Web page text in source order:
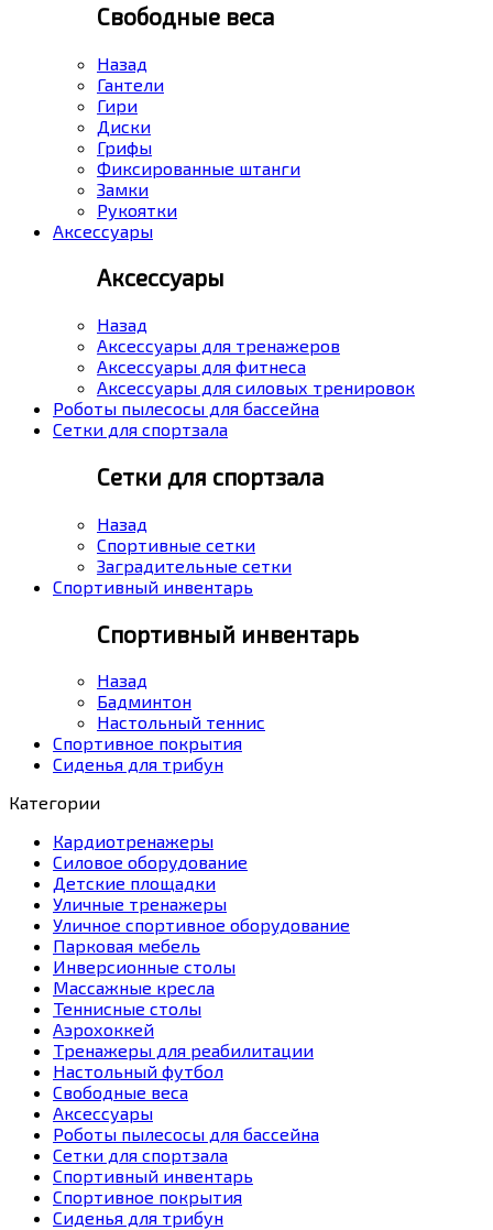
Свободные веса
Назад
Гантели
Гири
Диски
Грифы
Фиксированные штанги
Замки
Рукоятки
Аксессуары
Аксессуары
Назад
Аксессуары для тренажеров
Аксессуары для фитнеса
Аксессуары для силовых тренировок
Роботы пылесосы для бассейна
Сетки для спортзала
Сетки для спортзала
Назад
Спортивные сетки
Заградительные сетки
Спортивный инвентарь
Спортивный инвентарь
Назад
Бадминтон
Настольный теннис
Спортивное покрытия
Сиденья для трибун
Категории
Кардиотренажеры
Силовое оборудование
Детские площадки
Уличные тренажеры
Уличное спортивное оборудование
Парковая мебель
Инверсионные столы
Массажные кресла
Теннисные столы
Аэрохоккей
Тренажеры для реабилитации
Настольный футбол
Свободные веса
Аксессуары
Роботы пылесосы для бассейна
Сетки для спортзала
Спортивный инвентарь
Спортивное покрытия
Сиденья для трибун